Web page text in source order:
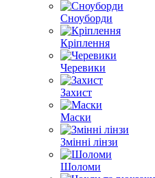
Сноуборди
Кріплення
Черевики
Захист
Маски
Змінні лінзи
Шоломи